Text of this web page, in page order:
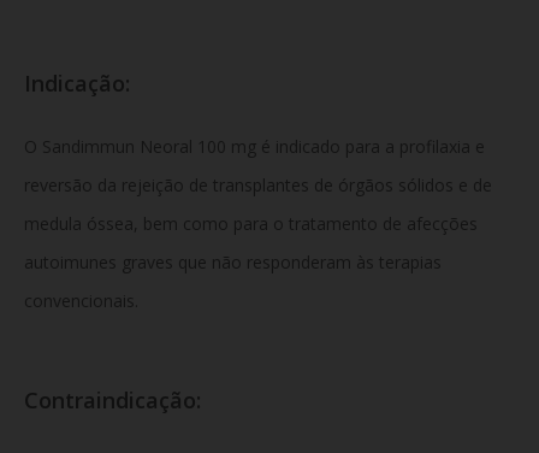
Indicação:
O Sandimmun Neoral 100 mg é indicado para a profilaxia e
reversão da rejeição de transplantes de órgãos sólidos e de
medula óssea, bem como para o tratamento de afecções
autoimunes graves que não responderam às terapias
convencionais.
Contraindicação: